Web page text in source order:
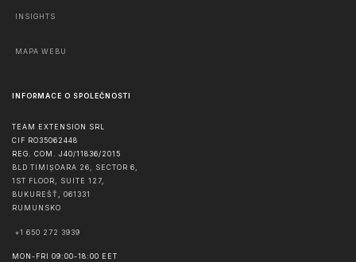
INSIGHTS
MAPA WEBU
INFORMACE O SPOLEČNOSTI
TEAM EXTENSION SRL
CIF RO35062448
REG. COM. J40/11836/2015
BLD TIMIȘOARA 26, SECTOR 6,
1ST FLOOR, SUITE 127,
BUKUREŠŤ , 061331
RUMUNSKO
+1 650 272 3939
MON-FRI 09:00-18:00 EET